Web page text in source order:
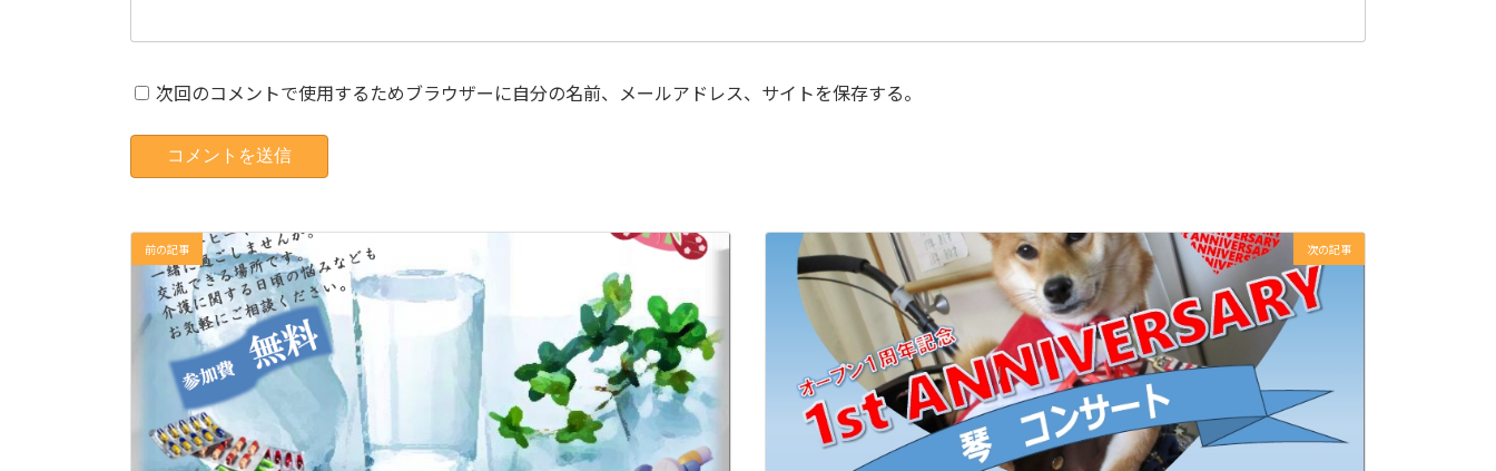
次回のコメントで使用するためブラウザーに自分の名前、メールアドレス、サイトを保存する。
前の記事 次の記事